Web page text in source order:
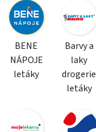
BENE
NÁPOJE
letáky
Barvy a
laky
drogerie
letáky